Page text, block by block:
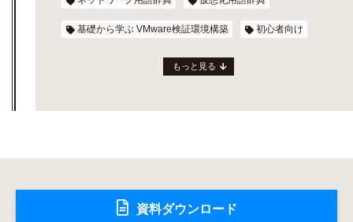
基礎から学ぶ VMware検証環境構築 初心者向け
もっと見る
資料ダウンロード